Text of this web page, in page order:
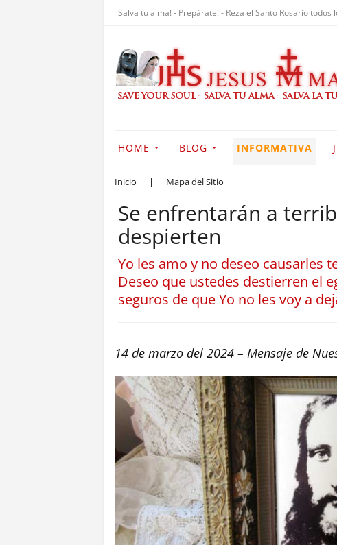
Salva tu alma! - Prepárate! - Reza el Santo Rosario todos
HOME BLOG INFORMATIVA
Inicio | Mapa del Sitio
Se enfrentarán a
despierten
Yo les amo y no deseo causarles
Deseo que ustedes destierren el
seguros de que Yo no les voy a
14 de marzo del 2024 – Mensaje de